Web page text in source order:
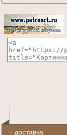
- доставка